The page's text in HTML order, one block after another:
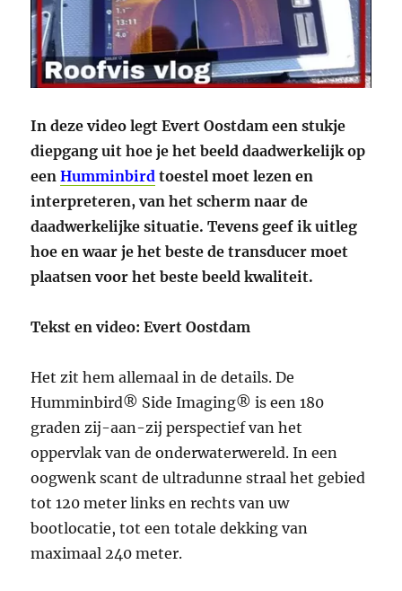
In deze video legt Evert Oostdam een stukje
diepgang uit hoe je het beeld daadwerkelijk op
eenHumminbird toestel moet lezen en
interpreteren, van het scherm naar de
daadwerkelijke situatie. Tevens geef ik uitleg
hoe en waar je het beste de transducer moet
plaatsen voor het beste beeld kwaliteit.
Tekst en video: Evert Oostdam
Het zit hem allemaal in de details. De
Humminbird® Side Imaging® is een 180
graden zij-aan-zij perspectief van het
oppervlak van de onderwaterwereld. In een
oogwenk scant de ultradunne straal het gebied
tot 120 meter links en rechts van uw
bootlocatie, tot een totale dekking van
maximaal 240 meter.